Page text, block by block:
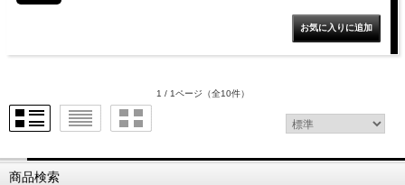
1 / 1ページ （全10件）
商品検索